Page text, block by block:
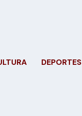
DEPORTES